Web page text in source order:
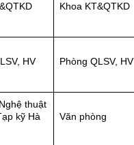
Khoa KT&QTKD
HV Phòng QLSV, HV
thuật
kỹ Hà
Văn phòng